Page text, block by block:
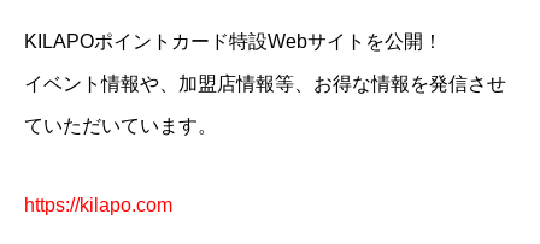
KILAPOポイントカード特設Webサイトを公開！
イベント情報や、加盟店情報等、お得な情報を発信させ
ていただいています。
https://kilapo.com